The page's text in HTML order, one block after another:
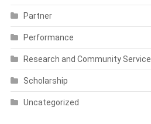
Partner
Performance
Research and Community Service
Scholarship
Uncategorized